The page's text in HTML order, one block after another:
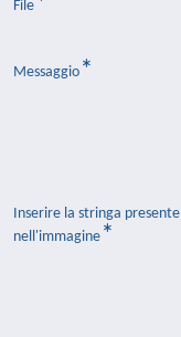
File
Messaggio
Inserire la stringa presente
nell'immagine